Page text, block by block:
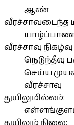
ஆண்
வீரச்சாவடைந்த
வீரச்சாவு
நெடுந்தீவு
செய்ய
வீரச்சாவு
துயிலுமில்லம்: